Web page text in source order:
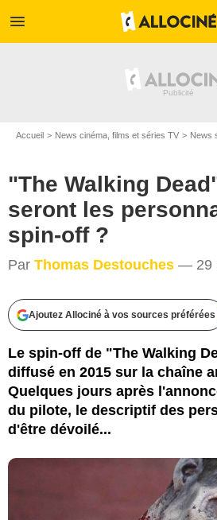
menu
Accueil News cinéma, films et séries TV News
"The Walking
seront les
spin-off ?
Par Thomas Destouches — 29
Ajoutez Allociné à vos sources préférées
Le spin-off de "The Walking
diffusé en 2015 sur la chaîne
Quelques jours après
du pilote, le descriptif des
d'être dévoilé...
AMC